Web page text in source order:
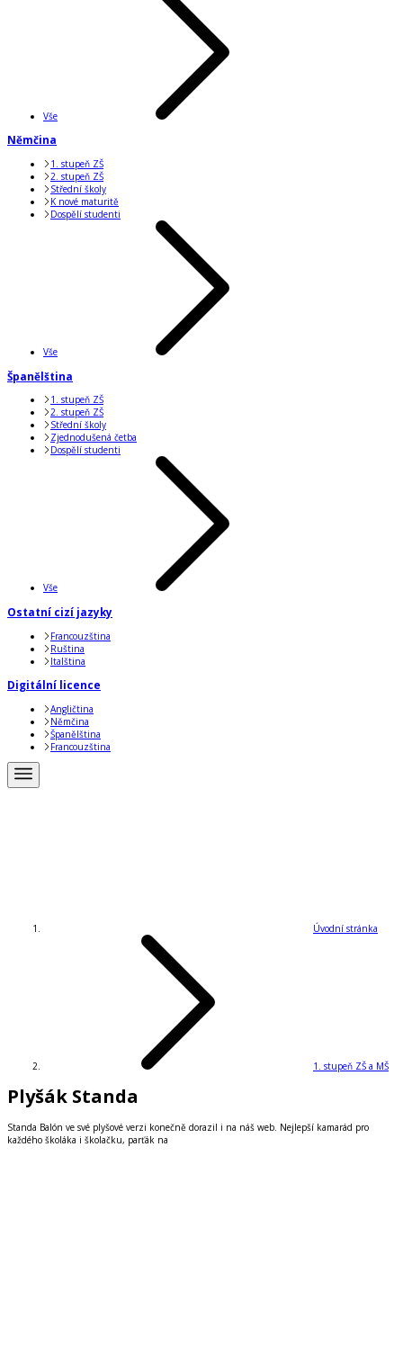
Vše
Němčina
1. stupeň ZŠ
2. stupeň ZŠ
Střední školy
K nové maturitě
Dospělí studenti
Vše
Španělština
1. stupeň ZŠ
2. stupeň ZŠ
Střední školy
Zjednodušená četba
Dospělí studenti
Vše
Ostatní cizí jazyky
Francouzština
Ruština
Italština
Digitální licence
Angličtina
Němčina
Španělština
Francouzština
Úvodní stránka
1. stupeň ZŠ a MŠ
Plyšák Standa
Standa Balón ve své plyšové verzi konečně dorazil i na náš web. Nejlepší kamarád pro
každého školáka i školačku, parťák na